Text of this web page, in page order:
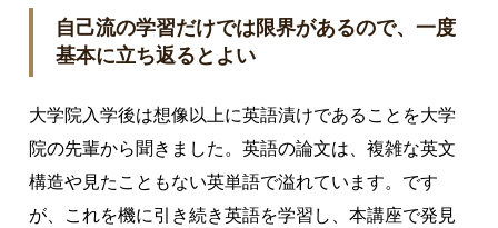
自己流の学習だけでは限界があるので、一度
基本に立ち返るとよい
大学院入学後は想像以上に英語漬けであることを大学
院の先輩から聞きました。英語の論文は、複雑な英文
構造や見たこともない英単語で溢れています。です
が、これを機に引き続き英語を学習し、本講座で発見